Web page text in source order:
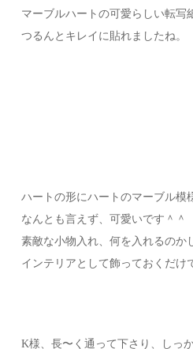
マーブルハートの可愛らしい転写
つるんとキレイに貼れましたね。
ハートの形にハートのマーブル模
なんとも言えず、可愛いです＾＾
素敵な小物入れ、何を入れるのか
インテリアとして飾っておくだけ
K様、長〜く通って下さり、しっ